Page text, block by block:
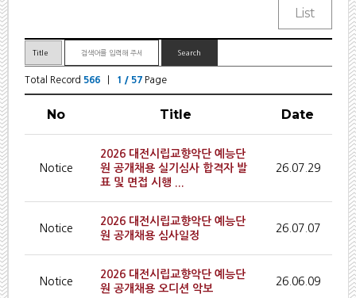
Total Record 566| 1 / 57Page
No Title Date
Notice
2026 대전시립교향악단 예능단
원 공개채용 실기심사 합격자 발
표 및 면접 시행 ...
26.07.29
Notice
2026 대전시립교향악단 예능단
원 공개채용 심사일정
26.07.07
Notice
2026 대전시립교향악단 예능단
원 공개채용 오디션 악보
26.06.09